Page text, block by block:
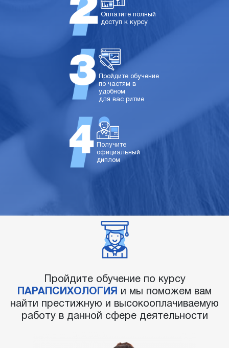
Оплатите полный
доступ к курсу
Пройдите обучение
по частям в
удобном
для вас ритме
Получите
официальный
диплом
Пройдите обучение по курсу
ПАРАПСИХОЛОГИЯ
и мы поможем вам
найти престижную и высокооплачиваемую
работу в данной сфере деятельности